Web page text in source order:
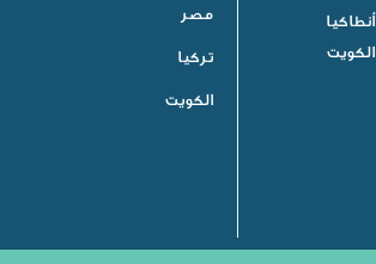
أنطاكيا
الكويت
مصر
تركيا
الكويت